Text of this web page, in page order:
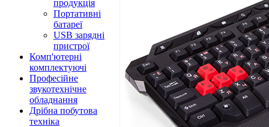
продукція
Портативні
батареї
USB зарядні
пристрої
Комп'ютерні
комплектуючі
Професійне
звукотехнічне
обладнання
Дрібна побутова
техніка